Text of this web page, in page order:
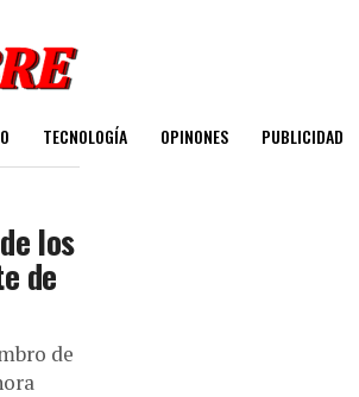
TECNOLOGÍA OPINONES PUBLICIDAD
los
de
de